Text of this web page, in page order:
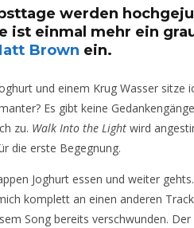
werden
ist einmal mehr ein
Brown ein.
und einem Krug Wasser
Es gibt keine
zu. Walk Into the Light wird
die erste Begegnung.
Joghurt essen und weiter
komplett an einen anderen
Song bereits verschwunden.